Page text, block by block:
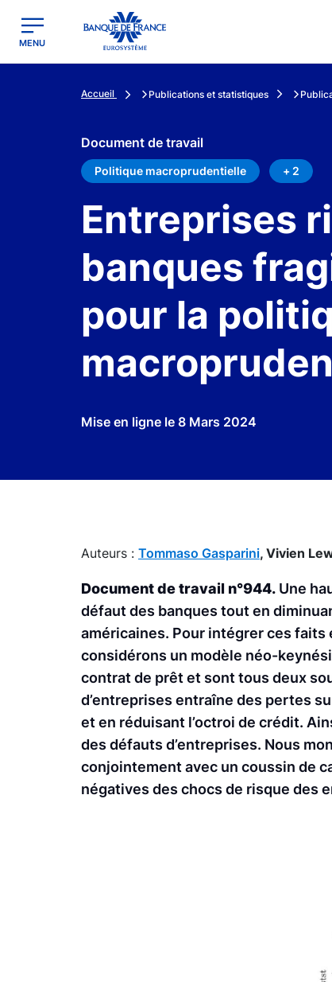
Banque de France - Menu Principal
MENU
Accueil Publications et statistiques
Document de travail
Politique macroprudentielle + 2
Entreprises
banques
pour la
Mise en ligne le 8 Mars 2024
Auteurs : Tommaso Gasparini, Vivien
Document de travail n°944. Une
défaut des banques tout en
américaines. Pour intégrer ces
considérons un modèle néo-
contrat de prêt et sont tous deux
d’entreprises entraîne des pertes
et en réduisant l’octroi de crédit.
des défauts d’entreprises. Nous
conjointement avec un coussin de
négatives des chocs de risque des